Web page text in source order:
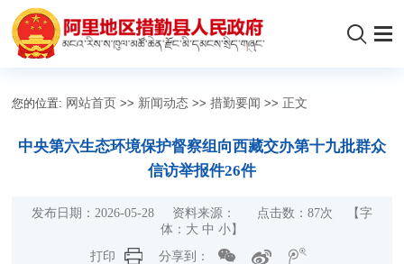
您的位置: 网站首页 >> 新闻动态 >>措勤要闻 >> 正文
中央第六生态环境保护督察组向西藏交办第十九批群众
信访举报件26件
发布日期：2026-05-28 资料来源： 点击数： 87次
【字
体： 大 中 小】
打印
分享到：